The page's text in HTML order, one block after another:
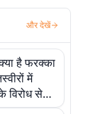
और देखें
है फरक्का
में
विरोध से
असर तक